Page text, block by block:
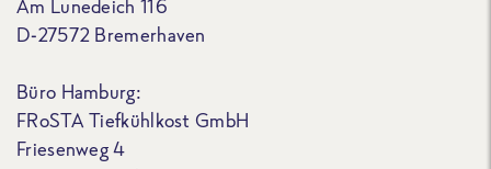
Am Lunedeich 116
D-27572 Bremerhaven
Büro Hamburg:
FRoSTA Tiefkühlkost GmbH
Friesenweg 4